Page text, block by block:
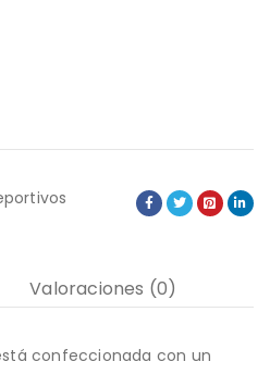
Valoraciones (0)
confeccionada con un